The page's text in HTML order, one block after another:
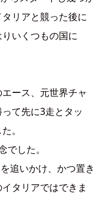
リアと競った後に
いくつもの国に
ース、元世界チャ
て先に3走とタッ
。
した。
追いかけ、かつ置き
タリアではできま